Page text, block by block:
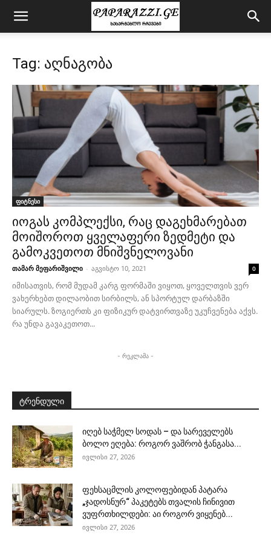
Tag: აღნაგობა
ფიტნესი
იოგას კომპლექსი, რაც დაგეხმარებათ
მოიშოროთ ყველაფერი ზედმეტი და
გამოკვეთოთ მნიშვნელოვანი
თამარ მეფარიშვილი - აგვისტო 10, 2021 0
იმისათვის, რომ მუდამ კარგ ფორმაში ვიყოთ, ყოველთვის ვერ
ვახერხებთ დილაობით სირბილს, ან სპორტულ დარბაზში
სიარულს. ზოგიერთს კი ფიზიკურ დატვირთვაზე უკუჩვენება აქვს.
რა უნდა გავაკეთოთ...
- რეკლამა -
ტრენდული
იღებ საჭმელ სოდას – და სარეველებს
ბოლო ეღება: როგორ ვაშრობ ჭანგასა...
ივლისი 27, 2026
ფეხსაცმლის კოლოფებიდან პატარა
„ჯადოსნურ“ პაკეტებს თვალის ჩინივით
ვუფრთხილდები: აი როგორ ვიყენებ...
ივლისი 27, 2026